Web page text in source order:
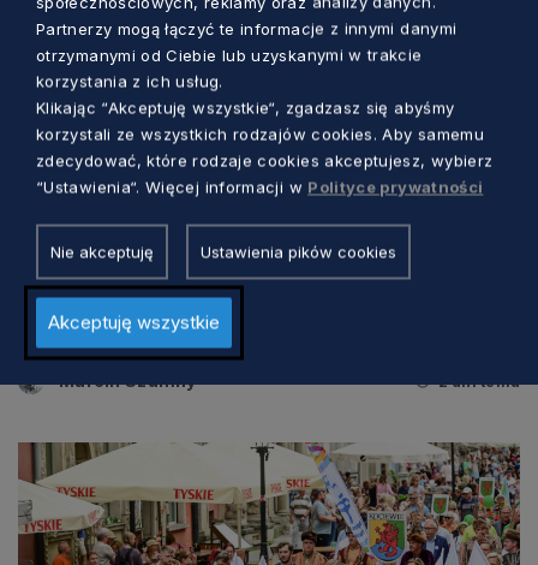
KULTURA
Tradycyjna muzyka i barwne tańce. W
tych dniach Gdańsk będzie „folklorem
malowany”
Marcin Szumny 2 dni temu
Partnerzy mogą łączyć te informacje z innymi danymi
otrzymanymi od Ciebie lub uzyskanymi w trakcie
korzystania z ich usług.
Klikając “Akceptuję wszystkie“, zgadzasz się abyśmy
korzystali ze wszystkich rodzajów cookies. Aby samemu
zdecydować, które rodzaje cookies akceptujesz, wybierz
“Ustawienia“. Więcej informacji w Polityce prywatności
Nie akceptuję Ustawienia pików cookies
Akceptuję wszystkie